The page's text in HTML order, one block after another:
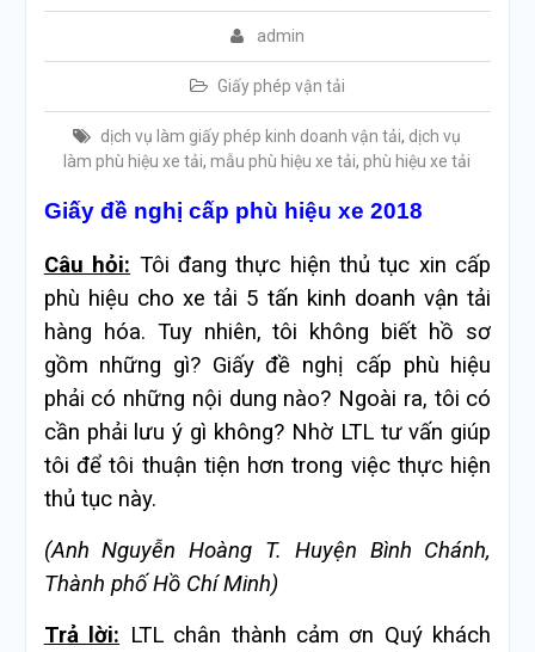
admin
Giấy phép vận tải
dịch vụ làm giấy phép kinh doanh vận tải, dịch vụ
làm phù hiệu xe tải,mẫu phù hiệu xe tải,phù hiệu xe tải
Giấy đề nghị cấp phù hiệu xe 2018
Câu hỏi: Tôi đang thực hiện thủ tục xin cấp
phù hiệu cho xe tải 5 tấn kinh doanh vận tải
hàng hóa. Tuy nhiên, tôi không biết hồ sơ
gồm những gì? Giấy đề nghị cấp phù hiệu
phải có những nội dung nào? Ngoài ra, tôi có
cần phải lưu ý gì không? Nhờ LTL tư vấn giúp
tôi để tôi thuận tiện hơn trong việc thực hiện
thủ tục này.
(Anh Nguyễn Hoàng T. Huyện Bình Chánh,
Thành phố Hồ Chí Minh)
Trả lời: LTL chân thành cảm ơn Quý khách